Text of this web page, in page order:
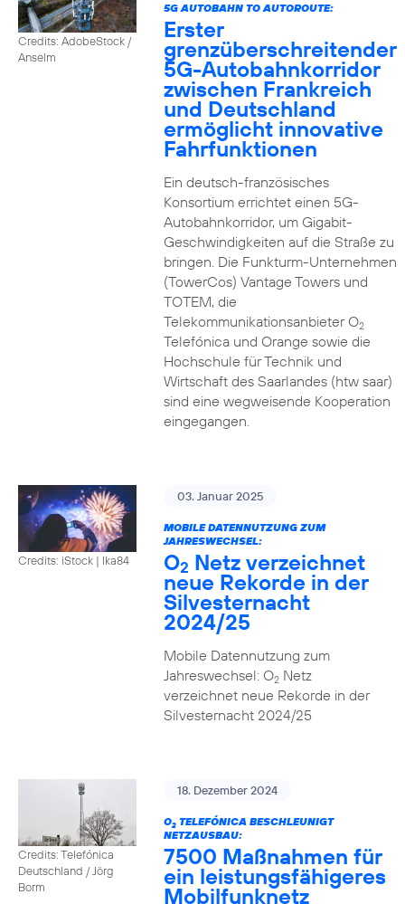
Credits: AdobeStock /
Anselm
5G AUTOBAHN TO AUTOROUTE:
Erster
grenzüberschreitender
5G-Autobahnkorridor
zwischen Frankreich
und Deutschland
ermöglicht innovative
Fahrfunktionen
Ein deutsch-französisches
Konsortium errichtet einen 5G-
Autobahnkorridor, um Gigabit-
Geschwindigkeiten auf die Straße zu
bringen. Die Funkturm-Unternehmen
(TowerCos) Vantage Towers und
TOTEM, die
Telekommunikationsanbieter O2
Telefónica und Orange sowie die
Hochschule für Technik und
Wirtschaft des Saarlandes (htw saar)
sind eine wegweisende Kooperation
eingegangen.
Credits: iStock | Ika84
03. Januar 2025
MOBILE DATENNUTZUNG ZUM
JAHRESWECHSEL:
O2 Netz verzeichnet
neue Rekorde in der
Silvesternacht
2024/25
Mobile Datennutzung zum
Jahreswechsel: O2Netz
verzeichnet neue Rekorde in der
Silvesternacht 2024/25
Credits: Telefónica
Deutschland / Jörg
Borm
18. Dezember 2024
O2TELEFÓNICA BESCHLEUNIGT
NETZAUSBAU:
7500 Maßnahmen für
ein leistungsfähigeres
Mobilfunknetz